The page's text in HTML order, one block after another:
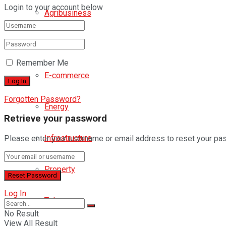
Agribusiness
E-commerce
Energy
Infrastructure
Property
Telco
Login to your account below
Remember Me
Forgotten Password?
Retrieve your password
Please enter your username or email address to reset your
Log In
No Result
View All Result